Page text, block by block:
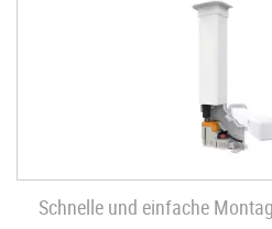
Schnelle und einfache